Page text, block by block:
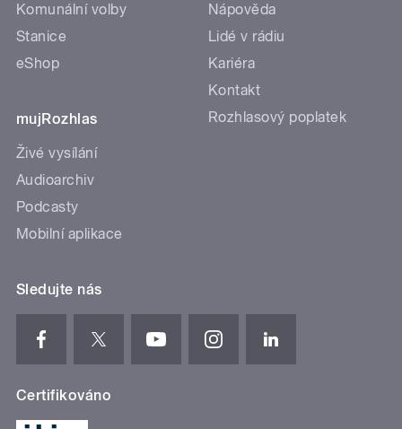
Komunální volby
Stanice
eShop
mujRozhlas
Živé vysílání
Audioarchiv
Podcasty
Mobilní aplikace
Nápověda
Lidé v rádiu
Kariéra
Kontakt
Rozhlasový poplatek
Sledujte nás
Certifikováno